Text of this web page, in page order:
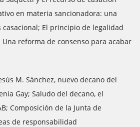
en materia sancionadora: una
casacional; El principio de legalidad
reforma de consenso para acabar
M. Sánchez, nuevo decano del
Gay; Saludo del decano, el
Composición de la Junta de
de responsabilidad